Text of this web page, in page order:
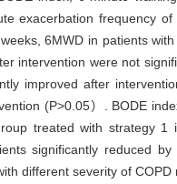
exacerbation frequency
6MWD in patients
intervention were not
improved after
(P>0.05）. BODE
treated with strategy
significantly reduced
different severity of